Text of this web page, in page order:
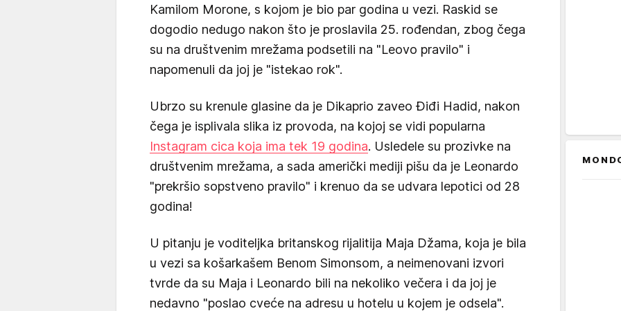
Kamilom Morone, s kojom je bio par godina u vezi. Raskid se
dogodio nedugo nakon što je proslavila 25. rođendan, zbog čega
su na društvenim mrežama podsetili na "Leovo pravilo" i
napomenuli da joj je "istekao rok".
Ubrzo su krenule glasine da je Dikaprio zaveo Điđi Hadid, nakon
čega je isplivala slika iz provoda, na kojoj se vidi popularna
Instagram cica koja ima tek 19 godina. Usledele su prozivke na
društvenim mrežama, a sada američki mediji pišu da je Leonardo
"prekršio sopstveno pravilo" i krenuo da se udvara lepotici od 28
godina!
U pitanju je voditeljka britanskog rijalitija Maja Džama, koja je bila
u vezi sa košarkašem Benom Simonsom, a neimenovani izvori
tvrde da su Maja i Leonardo bili na nekoliko večera i da joj je
nedavno "poslao cveće na adresu u hotelu u kojem je odsela".